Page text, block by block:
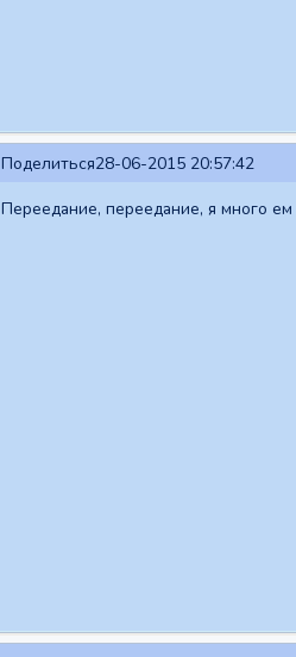
Поделиться28-06-2015 20:57:42
Переедание, переедание, я много